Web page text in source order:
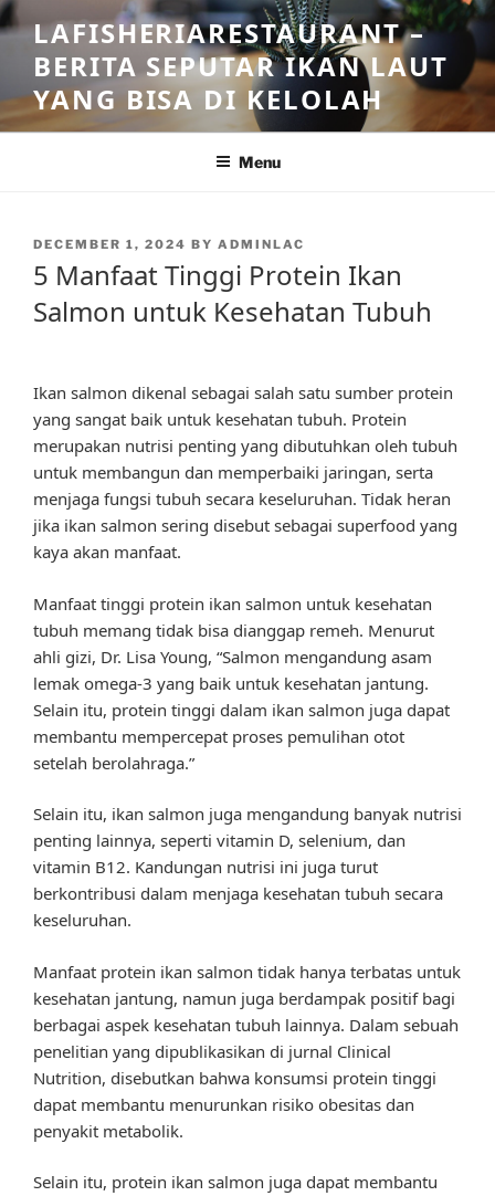
Skip
to
content
LAFISHERIARESTAURANT –
BERITA SEPUTAR IKAN LAUT
YANG BISA DI KELOLAH
Menu
POSTED
DECEMBER 1, 2024 BY ADMINLAC
5 Manfaat Tinggi Protein Ikan
Salmon untuk Kesehatan Tubuh
Ikan salmon dikenal sebagai salah satu sumber protein
yang sangat baik untuk kesehatan tubuh. Protein
merupakan nutrisi penting yang dibutuhkan oleh tubuh
untuk membangun dan memperbaiki jaringan, serta
menjaga fungsi tubuh secara keseluruhan. Tidak heran
jika ikan salmon sering disebut sebagai superfood yang
kaya akan manfaat.
Manfaat tinggi protein ikan salmon untuk kesehatan
tubuh memang tidak bisa dianggap remeh. Menurut
ahli gizi, Dr. Lisa Young, “Salmon mengandung asam
lemak omega-3 yang baik untuk kesehatan jantung.
Selain itu, protein tinggi dalam ikan salmon juga dapat
membantu mempercepat proses pemulihan otot
setelah berolahraga.”
Selain itu, ikan salmon juga mengandung banyak nutrisi
penting lainnya, seperti vitamin D, selenium, dan
vitamin B12. Kandungan nutrisi ini juga turut
berkontribusi dalam menjaga kesehatan tubuh secara
keseluruhan.
Manfaat protein ikan salmon tidak hanya terbatas untuk
kesehatan jantung, namun juga berdampak positif bagi
berbagai aspek kesehatan tubuh lainnya. Dalam sebuah
penelitian yang dipublikasikan di jurnal Clinical
Nutrition, disebutkan bahwa konsumsi protein tinggi
dapat membantu menurunkan risiko obesitas dan
penyakit metabolik.
Selain itu, protein ikan salmon juga dapat membantu